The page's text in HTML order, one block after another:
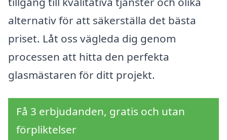
alternativ för att säkerställa det bästa
priset. Låt oss vägleda dig genom
processen att hitta den perfekta
glasmästaren för ditt projekt.
Få 3 erbjudanden, gratis och utan
förpliktelser